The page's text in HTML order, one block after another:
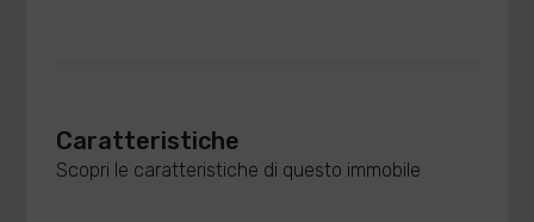
Caratteristiche
Scopri le caratteristiche di questo immobile